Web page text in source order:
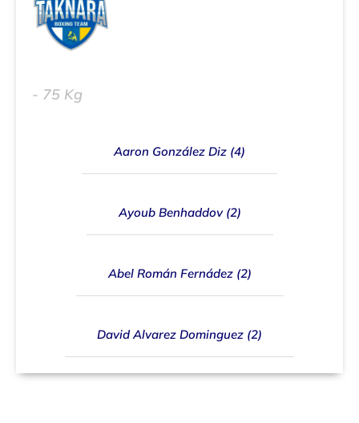
- 75 Kg
Aaron González Diz (4)
Ayoub Benhaddov (2)
Abel Román Fernádez (2)
David Alvarez Dominguez (2)